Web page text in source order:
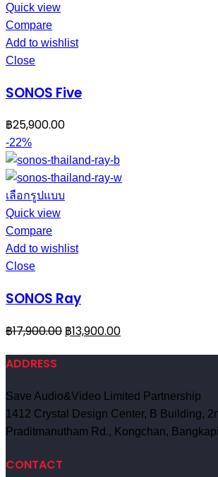
Quick view
Compare
Add to wishlist
Close
SONOS Five
฿25,900.00
-22%
เลือกรูปแบบ
Quick view
Compare
Add to wishlist
Close
SONOS Ray
฿17,900.00 ฿13,900.00
ADDRESS
Save Audio&Video Limited Partnership
1412 Crystal Design Center, B Building,
Praditmanutham Rd., Kongchan,
CONTACT